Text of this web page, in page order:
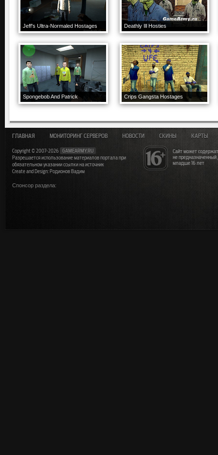
Jeff's Ultra-Normaled Hostages Deathly Ill Hosties
Spongebob And Patrick Crips Gangsta Hostages
Сайт может
не
младше 16 лет
ГЛАВНАЯ МОНИТОРИНГ СЕРВЕРОВ НОВОСТИ СКИНЫ КАРТЫ
Copyright © 2007-2026
GAMEARMY.RU
Разрешается использование материалов портала при
обязательном указании ссылки на источник
Create and Design: Родионов Вадим
Спонсор раздела: